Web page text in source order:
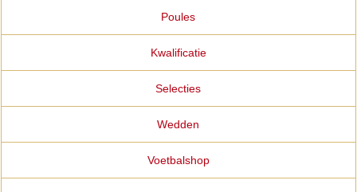
Poules
Kwalificatie
Selecties
Wedden
Voetbalshop